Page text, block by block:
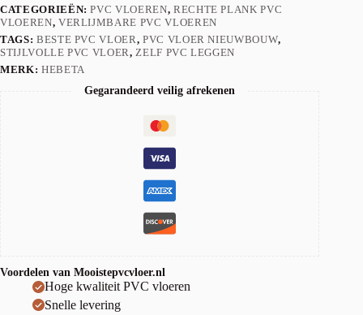
CATEGORIEËN:PVC VLOEREN, RECHTE PLANK PVC
VLOEREN, VERLIJMBARE PVC VLOEREN
TAGS: BESTE PVC VLOER, PVC VLOER NIEUWBOUW,
STIJLVOLLE PVC VLOER,ZELF PVC LEGGEN
MERK: HEBETA
Gegarandeerd veilig afrekenen
Voordelen van Mooistepvcvloer.nl
Hoge kwaliteit PVC vloeren
Snelle levering